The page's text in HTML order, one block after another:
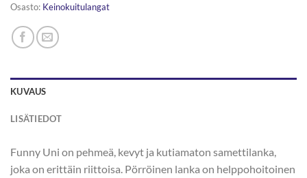
Osasto: Keinokuitulangat
KUVAUS
LISÄTIEDOT
Funny Uni on pehmeä, kevyt ja kutiamaton samettilanka,
joka on erittäin riittoisa. Pörröinen lanka on helppohoitoinen